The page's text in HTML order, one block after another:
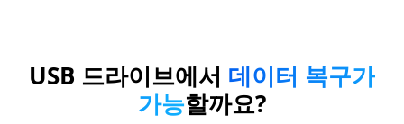
USB 드라이브에서 데이터 복구가
가능할까요?